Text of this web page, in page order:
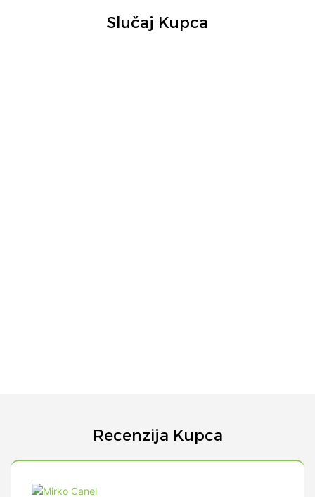
Slučaj Kupca
Recenzija Kupca